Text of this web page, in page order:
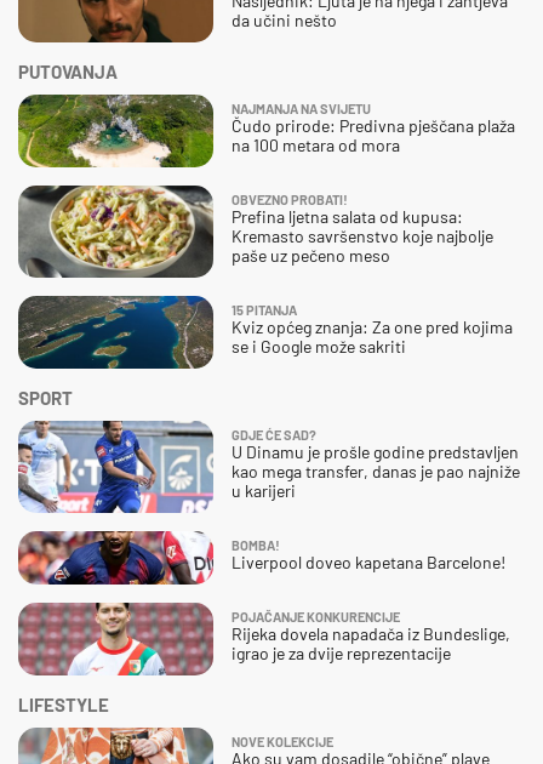
SPORT
GDJE ĆE SAD?
U Dinamu je prošle godine predstavljen
kao mega transfer, danas je pao najniže
u karijeri
BOMBA!
Liverpool doveo kapetana Barcelone!
POJAČANJE KONKURENCIJE
Rijeka dovela napadača iz Bundeslige,
igrao je za dvije reprezentacije
da učini nešto
PUTOVANJA
NAJMANJA NA SVIJETU
Čudo prirode: Predivna pješčana plaža
na 100 metara od mora
OBVEZNO PROBATI!
Prefina ljetna salata od kupusa:
Kremasto savršenstvo koje najbolje
paše uz pečeno meso
15 PITANJA
Kviz općeg znanja: Za one pred kojima
se i Google može sakriti
LIFESTYLE
NOVE KOLEKCIJE
Ako su vam dosadile “obične” plave